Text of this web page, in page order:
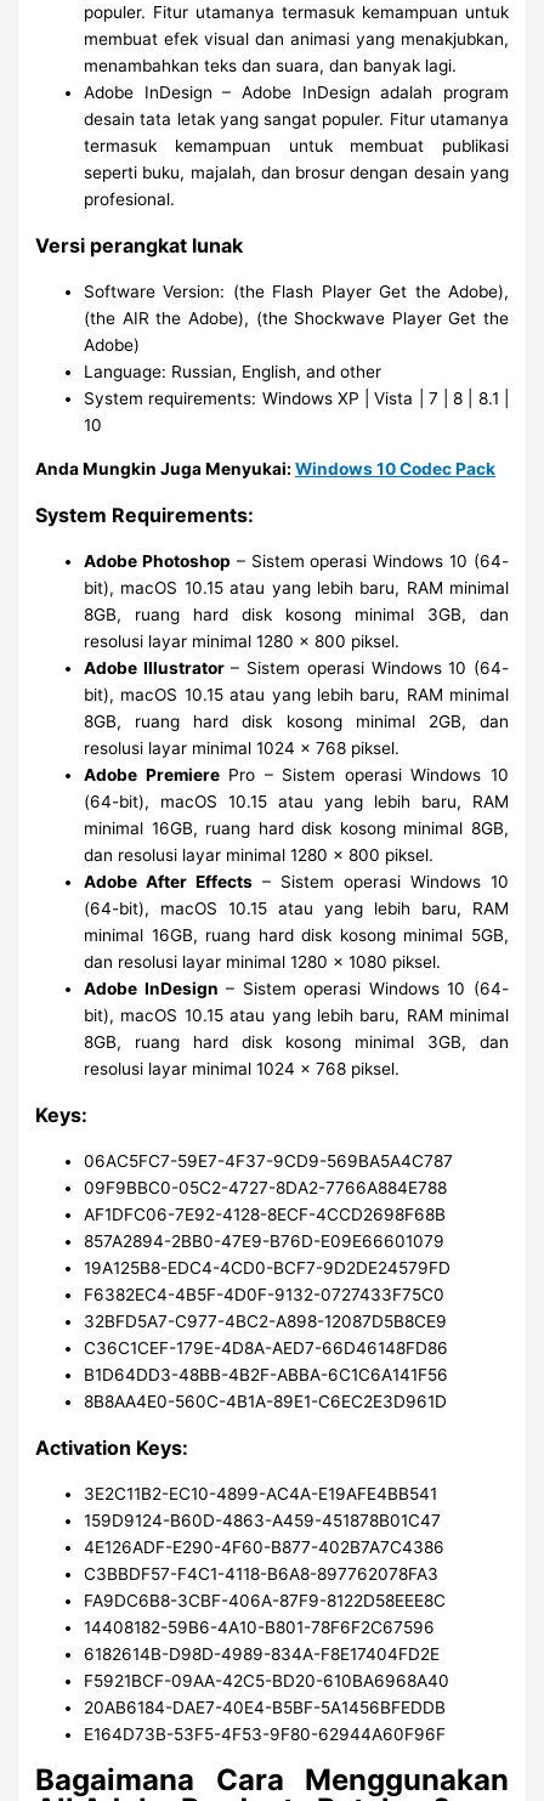
populer. Fitur utamanya termasuk kemampuan untuk
membuat efek visual dan animasi yang menakjubkan,
menambahkan teks dan suara, dan banyak lagi.
Adobe InDesign – Adobe InDesign adalah program
desain tata letak yang sangat populer. Fitur utamanya
termasuk kemampuan untuk membuat publikasi
seperti buku, majalah, dan brosur dengan desain yang
profesional.
Versi perangkat lunak
Software Version: (the Flash Player Get the Adobe),
(the AIR the Adobe), (the Shockwave Player Get the
Adobe)
Language: Russian, English, and other
System requirements: Windows XP | Vista | 7 | 8 | 8.1 |
10
Anda Mungkin Juga Menyukai:Windows 10 Codec Pack
System Requirements:
Adobe Photoshop – Sistem operasi Windows 10 (64-
bit), macOS 10.15 atau yang lebih baru, RAM minimal
8GB, ruang hard disk kosong minimal 3GB, dan
resolusi layar minimal 1280 x 800 piksel.
Adobe Illustrator– Sistem operasi Windows 10 (64-
bit), macOS 10.15 atau yang lebih baru, RAM minimal
8GB, ruang hard disk kosong minimal 2GB, dan
resolusi layar minimal 1024 x 768 piksel.
Adobe PremierePro – Sistem operasi Windows 10
(64-bit), macOS 10.15 atau yang lebih baru, RAM
minimal 16GB, ruang hard disk kosong minimal 8GB,
dan resolusi layar minimal 1280 x 800 piksel.
Adobe After Effects – Sistem operasi Windows 10
(64-bit), macOS 10.15 atau yang lebih baru, RAM
minimal 16GB, ruang hard disk kosong minimal 5GB,
dan resolusi layar minimal 1280 x 1080 piksel.
Adobe InDesign – Sistem operasi Windows 10 (64-
bit), macOS 10.15 atau yang lebih baru, RAM minimal
8GB, ruang hard disk kosong minimal 3GB, dan
resolusi layar minimal 1024 x 768 piksel.
Keys:
06AC5FC7-59E7-4F37-9CD9-569BA5A4C787
09F9BBC0-05C2-4727-8DA2-7766A884E788
AF1DFC06-7E92-4128-8ECF-4CCD2698F68B
857A2894-2BB0-47E9-B76D-E09E66601079
19A125B8-EDC4-4CD0-BCF7-9D2DE24579FD
F6382EC4-4B5F-4D0F-9132-0727433F75C0
32BFD5A7-C977-4BC2-A898-12087D5B8CE9
C36C1CEF-179E-4D8A-AED7-66D46148FD86
B1D64DD3-48BB-4B2F-ABBA-6C1C6A141F56
8B8AA4E0-560C-4B1A-89E1-C6EC2E3D961D
Activation Keys:
3E2C11B2-EC10-4899-AC4A-E19AFE4BB541
159D9124-B60D-4863-A459-451878B01C47
4E126ADF-E290-4F60-B877-402B7A7C4386
C3BBDF57-F4C1-4118-B6A8-897762078FA3
FA9DC6B8-3CBF-406A-87F9-8122D58EEE8C
14408182-59B6-4A10-B801-78F6F2C67596
6182614B-D98D-4989-834A-F8E17404FD2E
F5921BCF-09AA-42C5-BD20-610BA6968A40
20AB6184-DAE7-40E4-B5BF-5A1456BFEDDB
E164D73B-53F5-4F53-9F80-62944A60F96F
Bagaimana Cara Menggunakan